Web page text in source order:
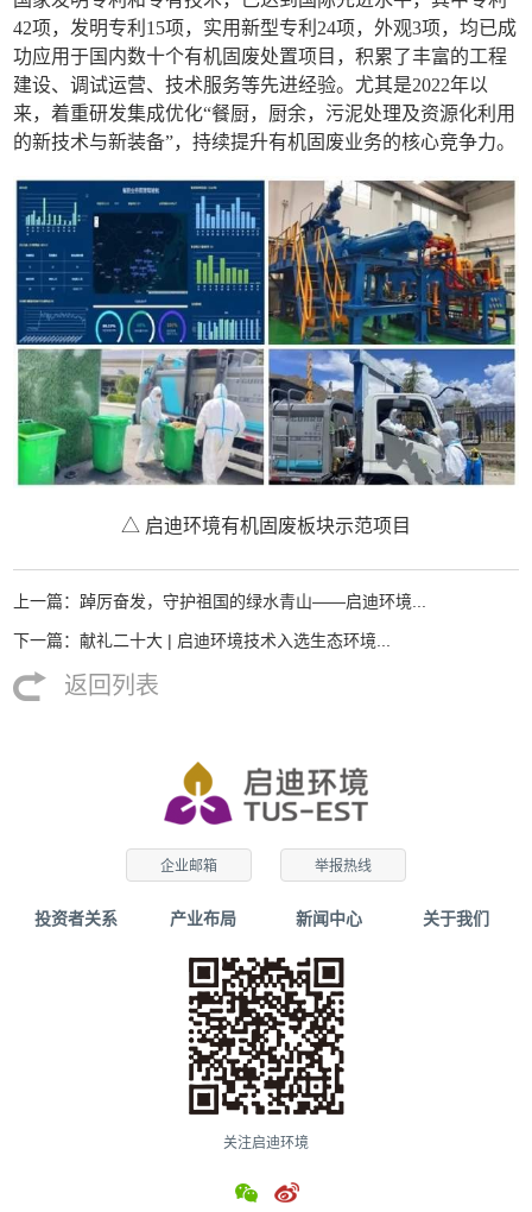
42项，发明专利15项，实用新型专利24项，外观3项，均已成
功应用于国内数十个有机固废处置项目，积累了丰富的工程
建设、调试运营、技术服务等先进经验。尤其是2022年以
来，着重研发集成优化“餐厨，厨余，污泥处理及资源化利用
的新技术与新装备”，持续提升有机固废业务的核心竞争力。
△ 启迪环境有机固废板块示范项目
上一篇：踔厉奋发，守护祖国的绿水青山——启迪环境...
下一篇：献礼二十大 | 启迪环境技术入选生态环境...
返回列表
企业邮箱 举报热线
投资者关系 产业布局 新闻中心 关于我们
关注启迪环境